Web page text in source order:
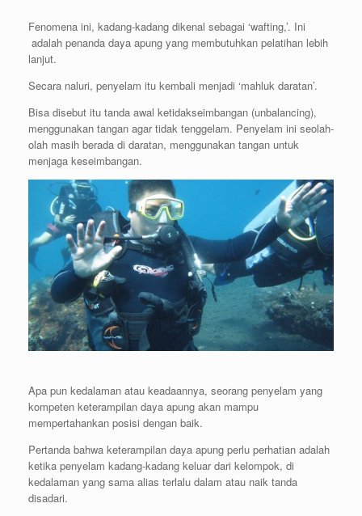
Fenomena ini, kadang-kadang dikenal sebagai ‘wafting,’. Ini
adalah penanda daya apung yang membutuhkan pelatihan lebih
lanjut.
Secara naluri, penyelam itu kembali menjadi ‘mahluk daratan’.
Bisa disebut itu tanda awal ketidakseimbangan (unbalancing),
menggunakan tangan agar tidak tenggelam. Penyelam ini seolah-
olah masih berada di daratan, menggunakan tangan untuk
menjaga keseimbangan.
Apa pun kedalaman atau keadaannya, seorang penyelam yang
kompeten keterampilan daya apung akan mampu
mempertahankan posisi dengan baik.
Pertanda bahwa keterampilan daya apung perlu perhatian adalah
ketika penyelam kadang-kadang keluar dari kelompok, di
kedalaman yang sama alias terlalu dalam atau naik tanda
disadari.